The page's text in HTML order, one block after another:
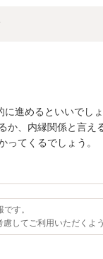
進めるといいでしょ
、内縁関係と言え
ってくるでしょう。
す。
してご利用いただくよ